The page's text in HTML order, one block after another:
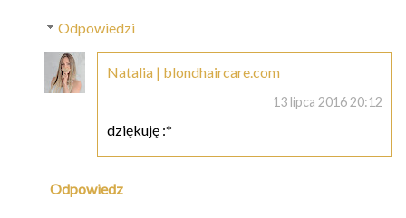
Odpowiedzi
Natalia | blondhaircare.com
13 lipca 2016 20:12
dziękuję :*
Odpowiedz